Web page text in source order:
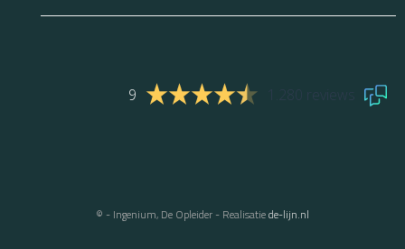
9
© - Ingenium, De Opleider - Realisatiede-lijn.nl